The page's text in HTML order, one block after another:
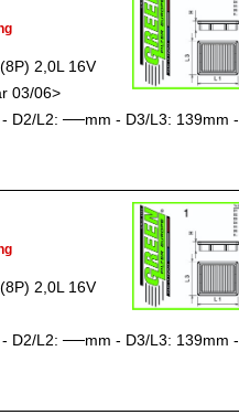
2,0L 16V
03/06>
D2/L2: ──mm - D3/L3: 139mm -
2,0L 16V
D2/L2: ──mm - D3/L3: 139mm -